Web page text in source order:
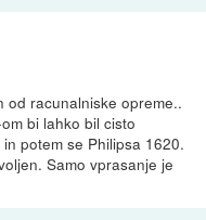
od racunalniske opreme..
bi lahko bil cisto
potem se Philipsa 1620.
Samo vprasanje je